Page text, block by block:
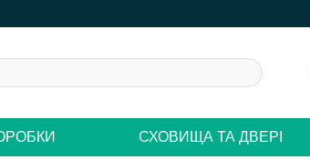
СХОВИЩА ТА ДВЕРІ